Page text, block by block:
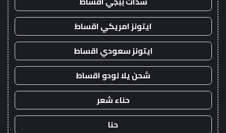
ايتونز امريكي اقساط
ايتونز سعودي اقساط
شحن يلا لودو اقساط
حناء شعر
حنا